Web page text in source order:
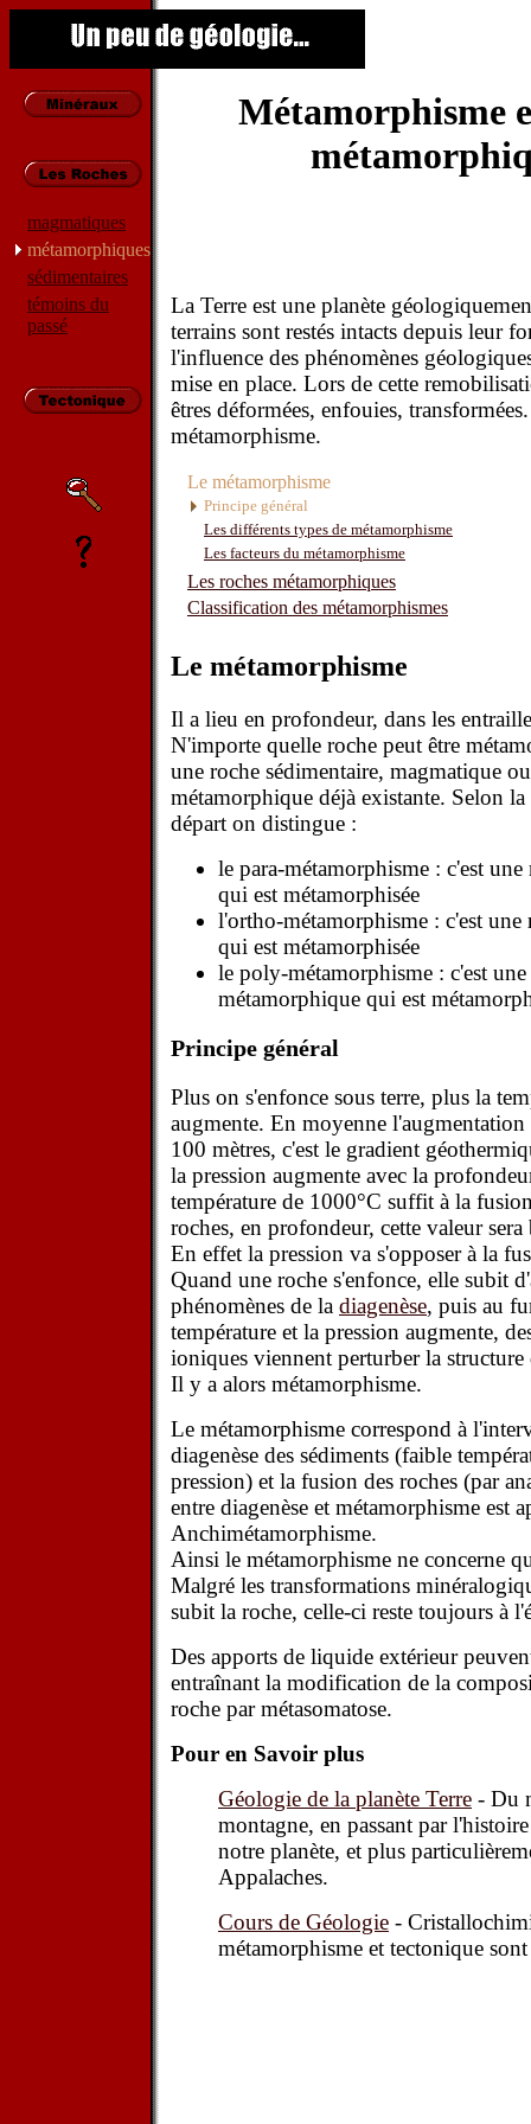
magmatiques
métamorphiques
sédimentaires
témoins du
passé
Métamorphisme
La Terre est une planète
terrains sont restés intacts depuis leur
l'influence des phénomènes
mise en place. Lors de cette
êtres déformées, enfouies,
métamorphisme.
Le métamorphisme
Principe général
Les différents types de métamorphisme
Les facteurs du métamorphisme
Les roches métamorphiques
Classification des métamorphismes
Le métamorphisme
Il a lieu en profondeur, dans les
N'importe quelle roche peut être
une roche sédimentaire, magmatique
métamorphique déjà existante. Selon
départ on distingue :
le para-métamorphisme : c'est une
qui est métamorphisée
l'ortho-métamorphisme : c'est une
qui est métamorphisée
le poly-métamorphisme : c'est une
métamorphique qui est
Principe général
Plus on s'enfonce sous terre, plus la
augmente. En moyenne l'augmentation
100 mètres, c'est le gradient
la pression augmente avec la
température de 1000°C suffit à la
roches, en profondeur, cette valeur
En effet la pression va s'opposer à la
Quand une roche s'enfonce, elle subit
phénomènes de la diagenèse, puis au
température et la pression augmente,
ioniques viennent perturber la
Il y a alors métamorphisme.
Le métamorphisme correspond à
diagenèse des sédiments (faible
pression) et la fusion des roches (par
entre diagenèse et métamorphisme est
Anchimétamorphisme.
Ainsi le métamorphisme ne concerne
Malgré les transformations
subit la roche, celle-ci reste toujours à
Des apports de liquide extérieur
entraînant la modification de la
roche par métasomatose.
Pour en Savoir plus
Géologie de la planète Terre - Du
montagne, en passant par
notre planète, et plus
Appalaches.
Cours de Géologie -
métamorphisme et tectonique